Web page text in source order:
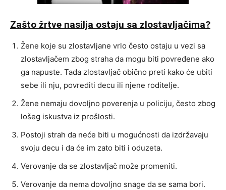
Zašto žrtve nasilja ostaju sa zlostavljačima?
Žene koje su zlostavljane vrlo često ostaju u vezi sa
zlostavljačem zbog straha da mogu biti povređene ako
ga napuste. Tada zlostavljač obično preti kako će ubiti
sebe ili nju, povrediti decu ili njene roditelje.
Žene nemaju dovoljno poverenja u policiju, često zbog
lošeg iskustva iz prošlosti.
Postoji strah da neće biti u mogućnosti da izdržavaju
svoju decu i da će im zato biti i oduzeta.
Verovanje da se zlostavljač može promeniti.
Verovanje da nema dovoljno snage da se sama bori.